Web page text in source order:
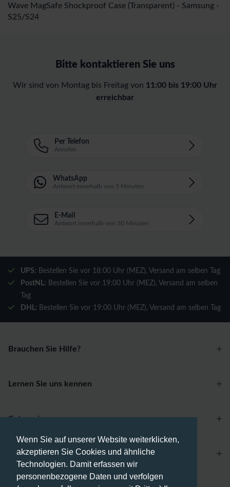
Wenn Sie auf unserer Website weiterklicken,
akzeptieren Sie Cookies und ähnliche
Technologien. Damit erfassen wir
personenbezogene Daten und verfolgen
Wave MagSafe Shockproof Case (Transparent) - Samsung -
S25/S24
Bitte kontaktieren Sie uns
Wir sind von Montag bis Freitag von 11:00 bis 19:00 Uhr
erreichbar
Per Telefon
Anrufen
WhatsApp
Antwort innerhalb von 5 Minuten
E-Mail
Antwort innerhalb von 30 Minuten
UPS: Bestellen Sie vor 18:00 Uhr (MEZ), Versand am selben Tag
PostNL: Bestellen Sie vor 19:00 Uhr (MEZ), Versand am selben
Tag
DHL: Bestellen Sie vor 19:00 Uhr (MEZ), Versand am selben Tag
Brauchen Sie Hilfe?
Lernen Sie uns kennen
Categories
Account